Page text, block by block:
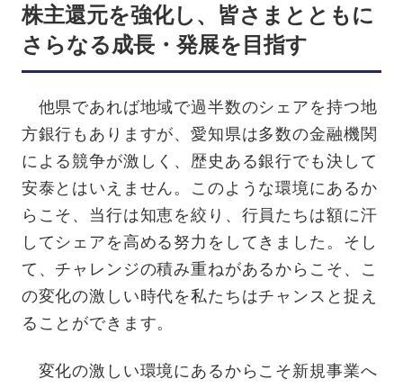
株主還元を強化し、皆さまとともに
さらなる成長・発展を目指す
他県であれば地域で過半数のシェアを持つ地
方銀行もありますが、愛知県は多数の金融機関
による競争が激しく、歴史ある銀行でも決して
安泰とはいえません。このような環境にあるか
らこそ、当行は知恵を絞り、行員たちは額に汗
してシェアを高める努力をしてきました。そし
て、チャレンジの積み重ねがあるからこそ、こ
の変化の激しい時代を私たちはチャンスと捉え
ることができます。
変化の激しい環境にあるからこそ新規事業へ